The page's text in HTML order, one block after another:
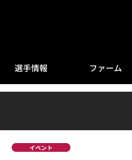
選手情報 ファーム
イベント